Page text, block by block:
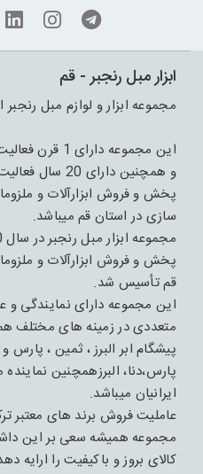
ابزار مبل رنجبر - قم
مجموعه ابزار و لوازم مبل
این مجموعه
و همچنین دارای
پخش و فروش ابزارآلات و
سازی در استان قم میباشد.
پخش و فروش ابزارآلات و
قم تأسیس شد.
این مجموعه دارای نمایندگی
متعددی در زمینه های
پیشگام ابر البرز ، ثمین ،
پارس،دنا، البرزهمچنین
ایرانیان میباشد.
عاملیت فروش برند های معتبر
مجموعه همیشه سعی بر این
کالای بروز و باکیفیت را